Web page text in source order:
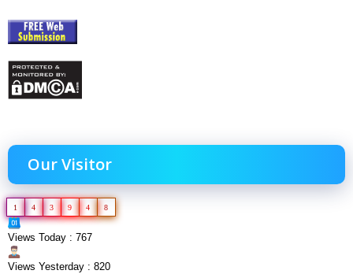
Our Visitor
1 4 3 9 4 8
Views Today : 767
Views Yesterday : 820